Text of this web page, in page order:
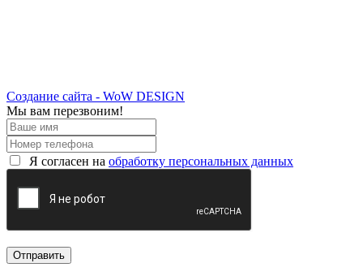
Создание сайта - WoW DESIGN
Мы вам перезвоним!
Я согласен на обработку персональных данных